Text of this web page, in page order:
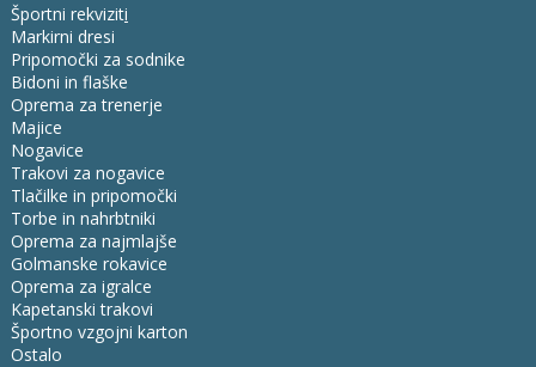
Športni rekviziti
Markirni dresi
Pripomočki za sodnike
Bidoni in flaške
Oprema za trenerje
Majice
Nogavice
Trakovi za nogavice
Tlačilke in pripomočki
Torbe in nahrbtniki
Oprema za najmlajše
Golmanske rokavice
Oprema za igralce
Kapetanski trakovi
Športno vzgojni karton
Ostalo